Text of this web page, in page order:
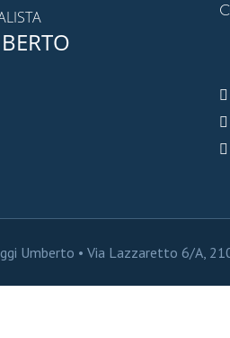
Umberto • Via Lazzaretto 6/A,